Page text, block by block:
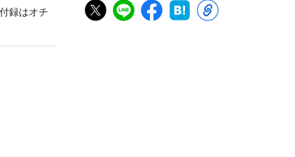
録はオチ